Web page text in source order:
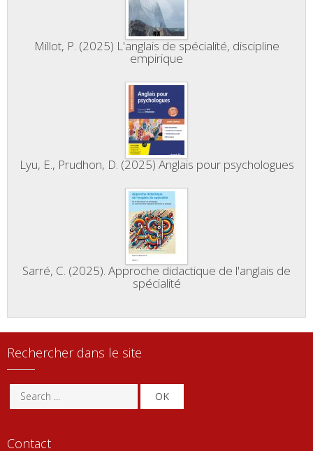
Millot, P. (2025) L'anglais de spécialité, discipline
empirique
Lyu, E., Prudhon, D. (2025) Anglais pour psychologues
Sarré, C. (2025). Approche didactique de l'anglais de
spécialité
Rechercher dans le site
OK
Contact